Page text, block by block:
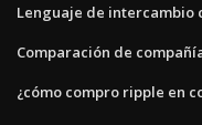
Lenguaje de intercambio
Comparación de
¿cómo compro ripple en